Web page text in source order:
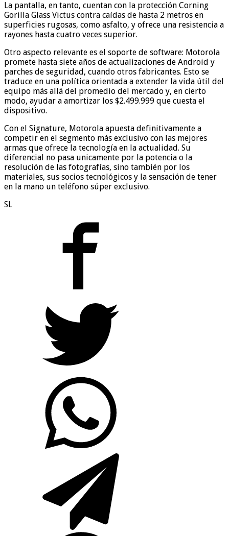
La pantalla, en tanto, cuentan con la protección Corning
Gorilla Glass Victus contra caídas de hasta 2 metros en
superficies rugosas, como asfalto, y ofrece una resistencia a
rayones hasta cuatro veces superior.
Otro aspecto relevante es el soporte de software: Motorola
promete hasta siete años de actualizaciones de Android y
parches de seguridad, cuando otros fabricantes. Esto se
traduce en una política orientada a extender la vida útil del
equipo más allá del promedio del mercado y, en cierto
modo, ayudar a amortizar los $2.499.999 que cuesta el
dispositivo.
Con el Signature, Motorola apuesta definitivamente a
competir en el segmento más exclusivo con las mejores
armas que ofrece la tecnología en la actualidad. Su
diferencial no pasa unicamente por la potencia o la
resolución de las fotografías, sino también por los
materiales, sus socios tecnológicos y la sensación de tener
en la mano un teléfono súper exclusivo.
SL